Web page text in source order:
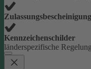
Kennzeichenschilder
länderspezifische Regelung